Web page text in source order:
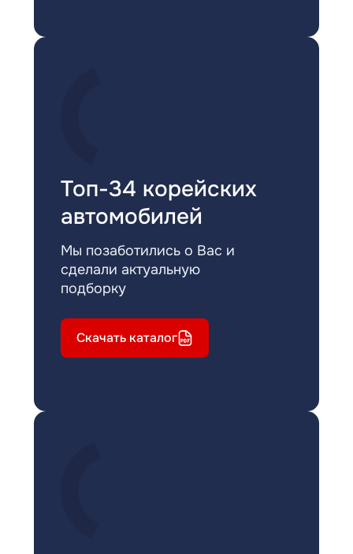
Топ-34 корейских
автомобилей
Мы позаботились о Вас и
сделали актуальную
подборку
Скачать каталог